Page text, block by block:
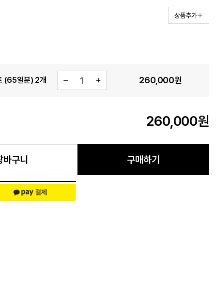
상품추가
(65일분) 2개 260,000원
260,000원
바구니 구매하기